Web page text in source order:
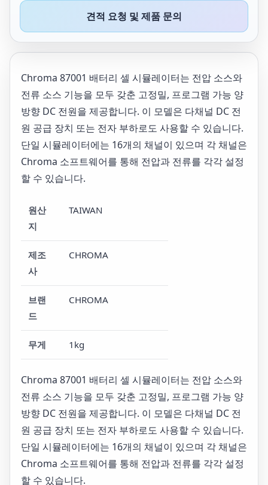
견적 요청 및 제품 문의
Chroma 87001 배터리 셀 시뮬레이터는 전압 소스와
전류 소스 기능을 모두 갖춘 고정밀, 프로그램 가능 양
방향 DC 전원을 제공합니다. 이 모델은 다채널 DC 전
원 공급 장치 또는 전자 부하로도 사용할 수 있습니다.
단일 시뮬레이터에는 16개의 채널이 있으며 각 채널은
Chroma 소프트웨어를 통해 전압과 전류를 각각 설정
할 수 있습니다.
원산
지
TAIWAN
제조
사
CHROMA
브랜
드
CHROMA
무게 1kg
Chroma 87001 배터리 셀 시뮬레이터는 전압 소스와
전류 소스 기능을 모두 갖춘 고정밀, 프로그램 가능 양
방향 DC 전원을 제공합니다. 이 모델은 다채널 DC 전
원 공급 장치 또는 전자 부하로도 사용할 수 있습니다.
단일 시뮬레이터에는 16개의 채널이 있으며 각 채널은
Chroma 소프트웨어를 통해 전압과 전류를 각각 설정
할 수 있습니다.